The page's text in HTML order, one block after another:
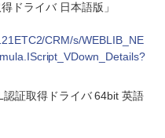
ドライバ 日本語版」
CRM/s/WEBLIB_NE
認証取得ドライバ 64bit 英語